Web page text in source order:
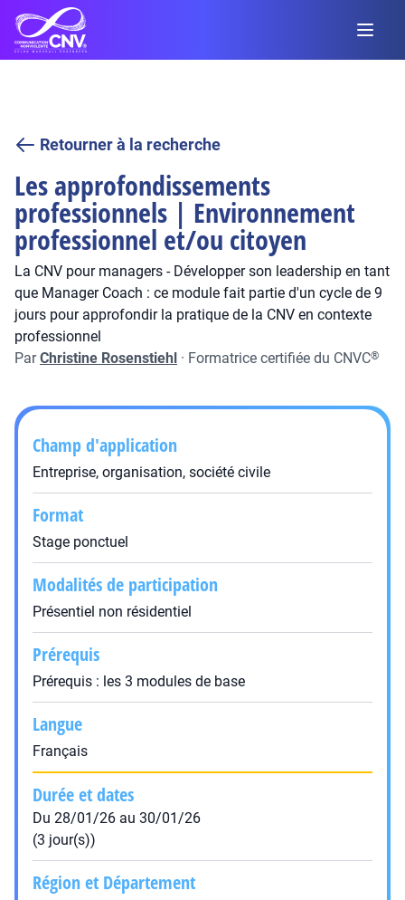
Retourner à la recherche
Les approfondissements
professionnels | Environnement
professionnel et/ou citoyen
La CNV pour managers - Développer son leadership en tant
que Manager Coach : ce module fait partie d'un cycle de 9
jours pour approfondir la pratique de la CNV en contexte
professionnel
ParChristine Rosenstiehl · Formatrice certifiée du CNVC®
Champ d'application
Entreprise, organisation, société civile
Format
Stage ponctuel
Modalités de participation
Présentiel non résidentiel
Prérequis
Prérequis : les 3 modules de base
Langue
Français
Durée et dates
Du 28/01/26 au 30/01/26
(3 jour(s))
Région et Département